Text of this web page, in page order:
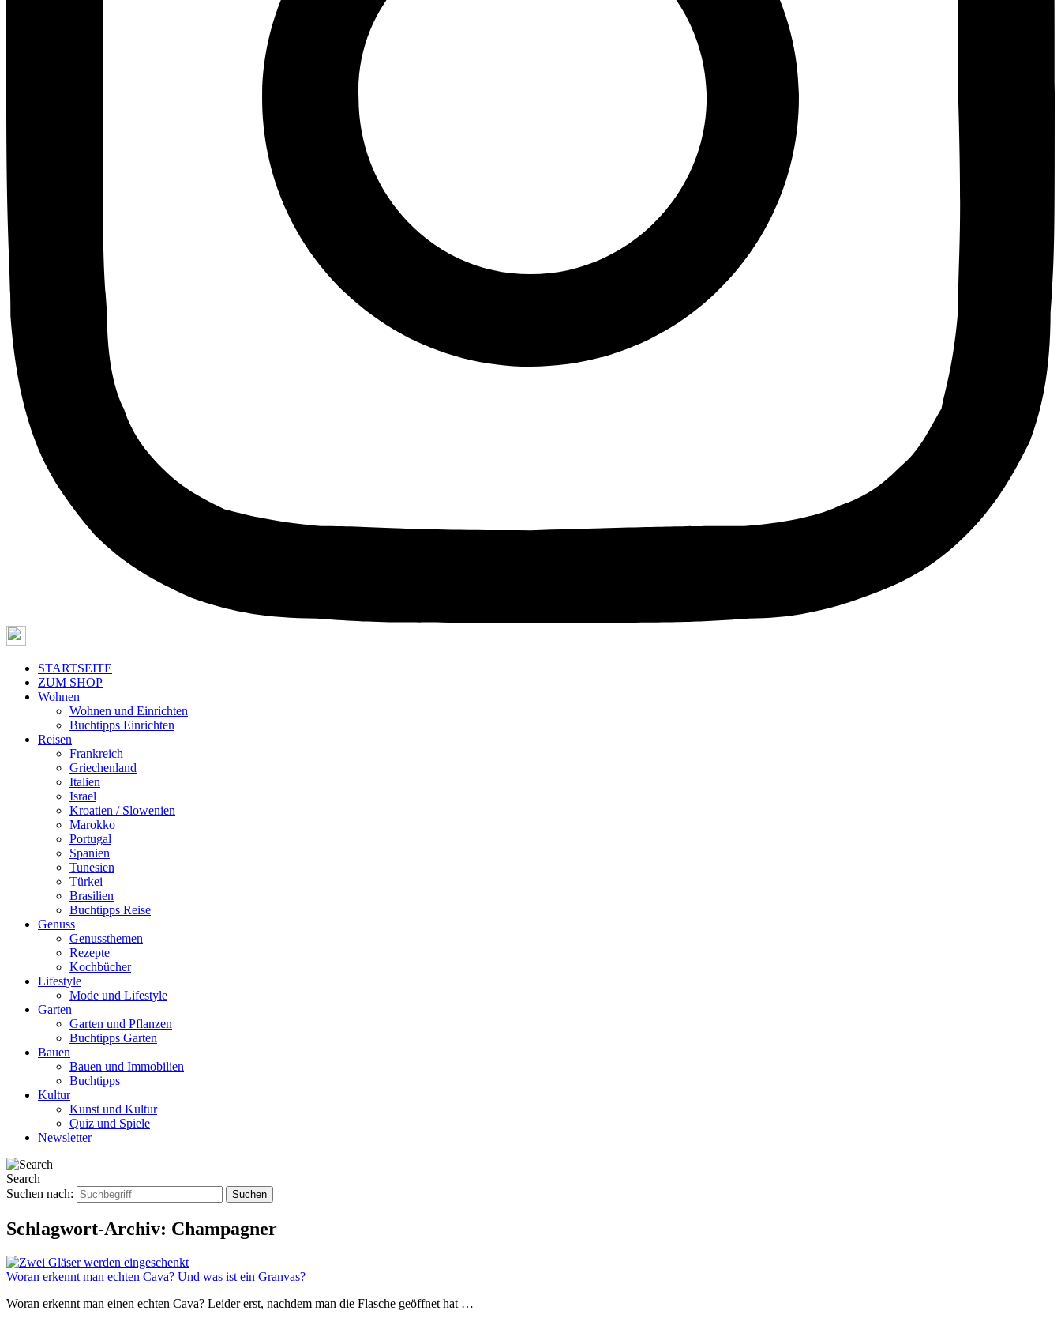
STARTSEITE
ZUM SHOP
Wohnen
Wohnen und Einrichten
Buchtipps Einrichten
Reisen
Frankreich
Griechenland
Italien
Israel
Kroatien / Slowenien
Marokko
Portugal
Spanien
Tunesien
Türkei
Brasilien
Buchtipps Reise
Genuss
Genussthemen
Rezepte
Kochbücher
Lifestyle
Mode und Lifestyle
Garten
Garten und Pflanzen
Buchtipps Garten
Bauen
Bauen und Immobilien
Buchtipps
Kultur
Kunst und Kultur
Quiz und Spiele
Newsletter
Search
Suchen nach:
Schlagwort-Archiv: Champagner
Woran erkennt man echten Cava? Und was ist ein Granvas?
Woran erkennt man einen echten Cava? Leider erst, nachdem man die Flasche geöffnet hat …